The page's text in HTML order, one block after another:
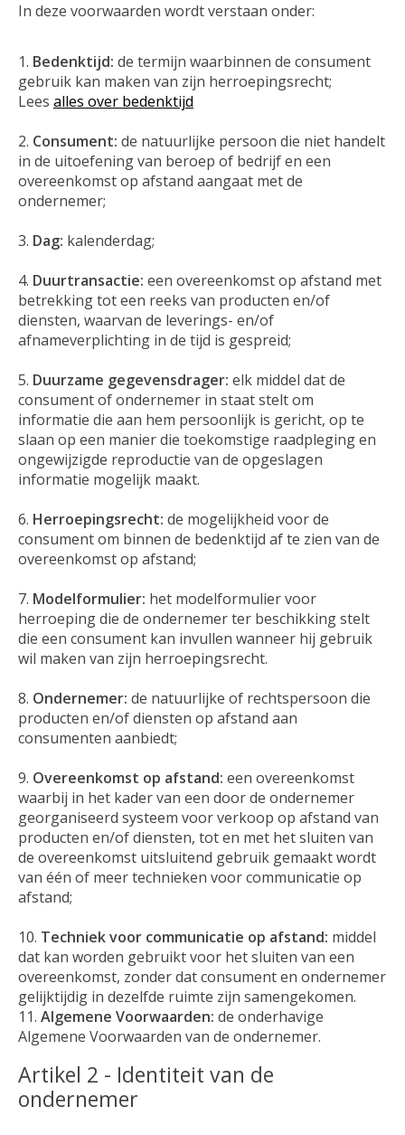
In deze voorwaarden wordt verstaan onder:
Bedenktijd: de termijn waarbinnen de consument
gebruik kan maken van zijn herroepingsrecht;
Lees alles over bedenktijd
Consument: de natuurlijke persoon die niet handelt
in de uitoefening van beroep of bedrijf en een
overeenkomst op afstand aangaat met de
ondernemer;
Dag: kalenderdag;
Duurtransactie: een overeenkomst op afstand met
betrekking tot een reeks van producten en/of
diensten, waarvan de leverings- en/of
afnameverplichting in de tijd is gespreid;
Duurzame gegevensdrager: elk middel dat de
consument of ondernemer in staat stelt om
informatie die aan hem persoonlijk is gericht, op te
slaan op een manier die toekomstige raadpleging en
ongewijzigde reproductie van de opgeslagen
informatie mogelijk maakt.
Herroepingsrecht: de mogelijkheid voor de
consument om binnen de bedenktijd af te zien van de
overeenkomst op afstand;
Modelformulier: het modelformulier voor
herroeping die de ondernemer ter beschikking stelt
die een consument kan invullen wanneer hij gebruik
wil maken van zijn herroepingsrecht.
Ondernemer: de natuurlijke of rechtspersoon die
producten en/of diensten op afstand aan
consumenten aanbiedt;
Overeenkomst op afstand: een overeenkomst
waarbij in het kader van een door de ondernemer
georganiseerd systeem voor verkoop op afstand van
producten en/of diensten, tot en met het sluiten van
de overeenkomst uitsluitend gebruik gemaakt wordt
van één of meer technieken voor communicatie op
afstand;
Techniek voor communicatie op afstand: middel
dat kan worden gebruikt voor het sluiten van een
overeenkomst, zonder dat consument en ondernemer
gelijktijdig in dezelfde ruimte zijn samengekomen.
Algemene Voorwaarden: de onderhavige
Algemene Voorwaarden van de ondernemer.
Artikel 2 - Identiteit van de
ondernemer